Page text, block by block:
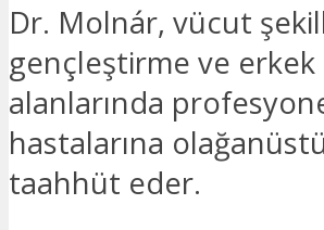
Dr. Molnár, vücut
gençleştirme ve
alanlarında
hastalarına
taahhüt eder.